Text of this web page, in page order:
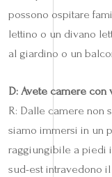
possono ospitare
lettino o un divano
al giardino o un
D: Avete camere con
R: Dalle camere non
siamo immersi in un
raggiungibile a piedi
sud-est intravedono